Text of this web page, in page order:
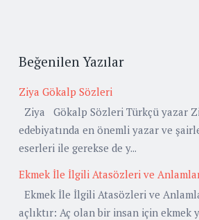
Beğenilen Yazılar
Ziya Gökalp Sözleri
Ziya Gökalp Sözleri Türkçü yazar
edebiyatında en önemli yazar ve
eserleri ile gerekse de y...
Ekmek İle İlgili Atasözleri ve
Ekmek İle İlgili Atasözleri ve
açlıktır: Aç olan bir insan için ekmek